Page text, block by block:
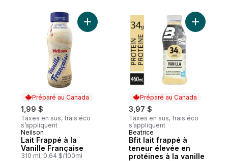
Préparé au Canada
1,99 $
Taxes en sus, frais éco
s’appliquent
Préparé au Canada
Neilson
Lait Frappé à la
Vanille Française
310 ml, 0,64 $/100ml
Ajouter Lait Frappé à la Vanille Française
Préparé au Canada
3,97 $
Taxes en sus, frais éco
s’appliquent
Préparé au Canada
Beatrice
Bfit lait frappé à
teneur élevée en
protéines à la vanille
Ajouter